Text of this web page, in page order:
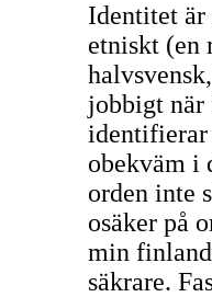
Identitet
etniskt (en
jobbigt när
obekväm i
orden inte
osäker på
min
säkrare.